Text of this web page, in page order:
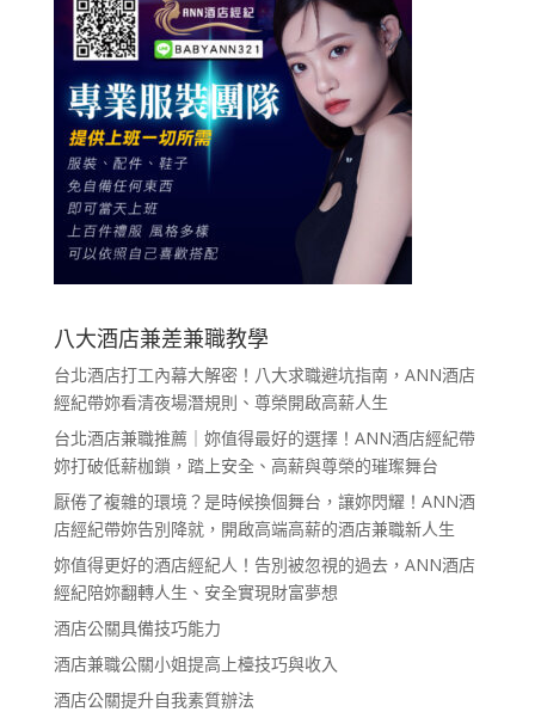
八大酒店兼差兼職教學
台北酒店打工內幕大解密！八大求職避坑指南，ANN酒店
經紀帶妳看清夜場潛規則、尊榮開啟高薪人生
台北酒店兼職推薦｜妳值得最好的選擇！ANN酒店經紀帶
妳打破低薪枷鎖，踏上安全、高薪與尊榮的璀璨舞台
厭倦了複雜的環境？是時候換個舞台，讓妳閃耀！ANN酒
店經紀帶妳告別降就，開啟高端高薪的酒店兼職新人生
妳值得更好的酒店經紀人！告別被忽視的過去，ANN酒店
經紀陪妳翻轉人生、安全實現財富夢想
酒店公關具備技巧能力
酒店兼職公關小姐提高上檯技巧與收入
酒店公關提升自我素質辦法